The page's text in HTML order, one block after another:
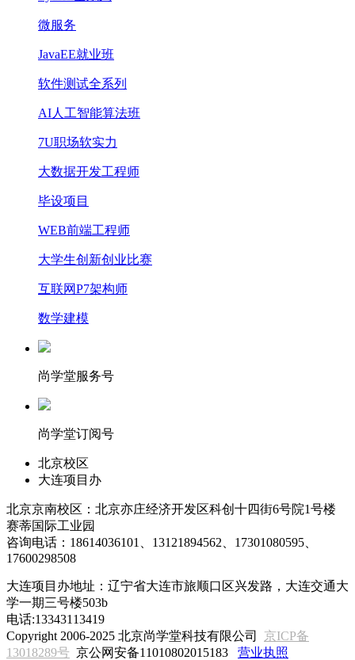
微服务
JavaEE就业班
软件测试全系列
AI人工智能算法班
7U职场软实力
大数据开发工程师
毕设项目
WEB前端工程师
大学生创新创业比赛
互联网P7架构师
数学建模
尚学堂服务号
尚学堂订阅号
北京校区
大连项目办
北京京南校区：北京亦庄经济开发区科创十四街6号院1号楼
赛蒂国际工业园
咨询电话：18614036101、13121894562、17301080595、
17600298508
大连项目办地址：辽宁省大连市旅顺口区兴发路，大连交通大
学一期三号楼503b
电话:13343113419
Copyright 2006-2025 北京尚学堂科技有限公司 京ICP备
13018289号 京公网安备11010802015183 营业执照